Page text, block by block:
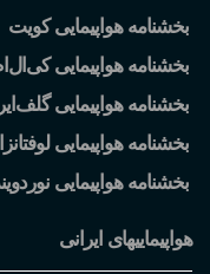
بخشنامه هواپیمایی کویت
بخشنامه هواپیمایی کی ال
بخشنامه هواپیمایی گلف ایر
بخشنامه هواپیمایی لوفتانزا
بخشنامه هواپیمایی
هواپیماییهای ایرانی